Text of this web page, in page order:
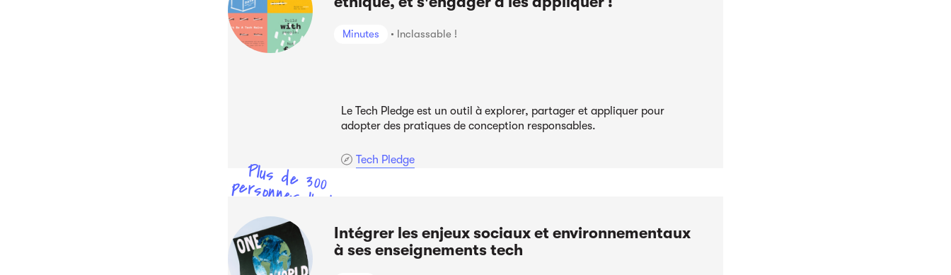
Minutes Inclassable !
Le Tech Pledge est un outil à explorer, partager et appliquer pour
adopter des pratiques de conception responsables.
Tech Pledge
Plus de 300
personnes l'ont
testé
Intégrer les enjeux sociaux et environnementaux
à ses enseignements tech